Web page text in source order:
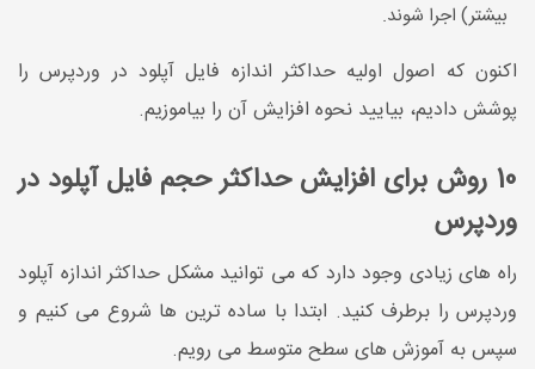
بیشتر) اجرا شوند.
اکنون که اصول اولیه حداکثر اندازه فایل آپلود در وردپرس را
پوشش دادیم، بیایید نحوه افزایش آن را بیاموزیم.
10 روش برای افزایش حداکثر حجم فایل آپلود در
وردپرس
راه های زیادی وجود دارد که می توانید مشکل حداکثر اندازه آپلود
وردپرس را برطرف کنید. ابتدا با ساده ترین ها شروع می کنیم و
سپس به آموزش های سطح متوسط ​​می رویم.